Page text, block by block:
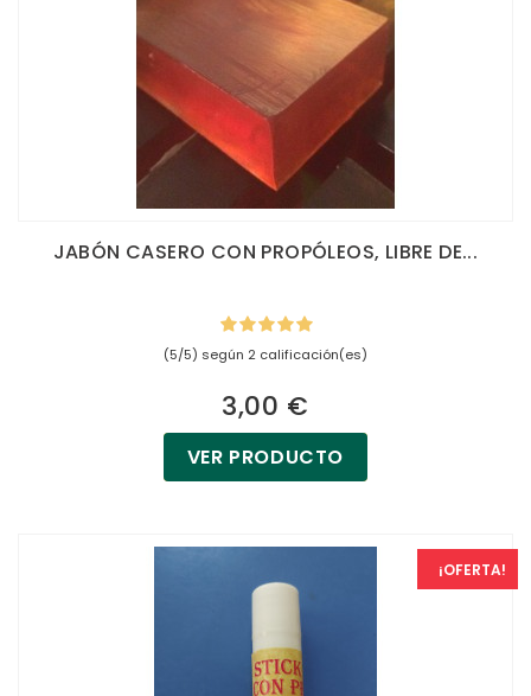
JABÓN CASERO CON PROPÓLEOS, LIBRE DE...
(5/5) según 2 calificación(es)
3,00 €
VER PRODUCTO
¡OFERTA!